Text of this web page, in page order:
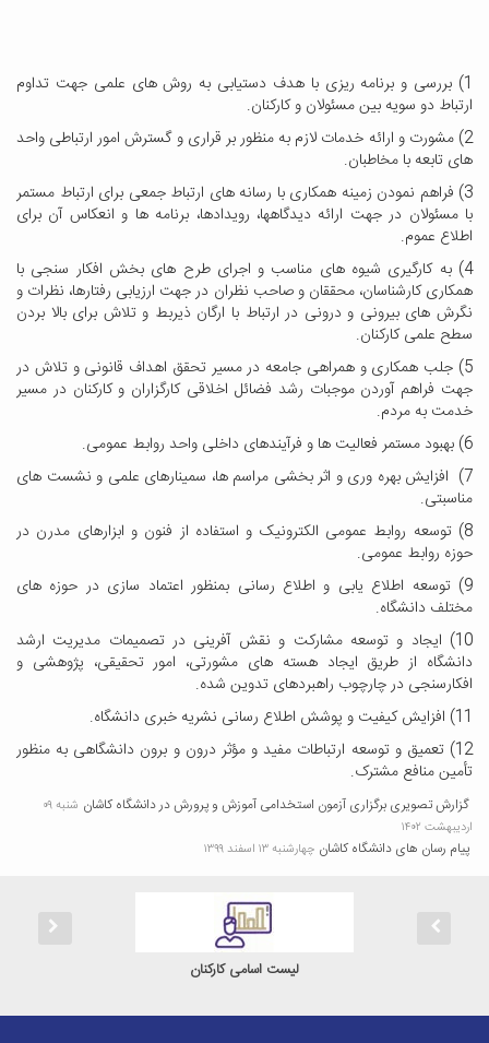
1) بررسی و برنامه ریزی با هدف دستیابی به روش های علمی جهت تداوم
ارتباط دو سویه بین مسئولان و کارکنان.
2) مشورت و ارائه خدمات لازم به منظور بر قراری و گسترش امور ارتباطی واحد
های تابعه با مخاطبان.
3) فراهم نمودن زمینه همکاری با رسانه های ارتباط جمعی برای ارتباط مستمر
با مسئولان در جهت ارائه دیدگاهها، رویدادها، برنامه ها و انعکاس آن برای
اطلاع عموم.
4) به کارگیری شیوه های مناسب و اجرای طرح های بخش افکار سنجی با
همکاری کارشناسان، محققان و صاحب نظران در جهت ارزیابی رفتارها، نظرات و
نگرش های بیرونی و درونی در ارتباط با ارگان ذیربط و تلاش برای بالا بردن
سطح علمی کارکنان.
5) جلب همکاری و همراهی جامعه در مسیر تحقق اهداف قانونی و تلاش در
جهت فراهم آوردن موجبات رشد فضائل اخلاقی کارگزاران و کارکنان در مسیر
خدمت به مردم.
7) افزایش بهره وری و اثر بخشی مراسم ها، سمینارهای علمی و نشست های
مناسبتی.
8) توسعه روابط عمومی الکترونیک و استفاده از فنون و ابزارهای مدرن در
حوزه روابط عمومی.
9) توسعه اطلاع یابی و اطلاع رسانی بمنظور اعتماد سازی در حوزه های
مختلف دانشگاه.
10) ایجاد و توسعه مشارکت و نقش آفرینی در تصمیمات مدیریت ارشد
دانشگاه از طریق ایجاد هسته های مشورتی، امور تحقیقی، پژوهشی و
افکارسنجی در چارچوب راهبردهای تدوین شده.
12) تعمیق و توسعه ارتباطات مفید و مؤثر درون و برون دانشگاهی به منظور
تأمین منافع مشترک.
گزارش تصویری برگزاری آزمون استخدامی آموزش و پرورش در دانشگاه کاشان
شنبه ۰۹
اردیبهشت ۱۴۰۲
پیام رسان های دانشگاه کاشان چهارشنبه ۱۳ اسفند ۱۳۹۹
لیست اسامی کارکنان